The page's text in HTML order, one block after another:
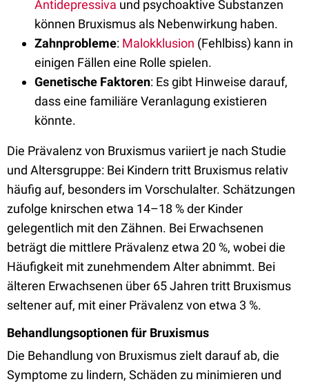
Antidepressiva und psychoaktive Substanzen
können Bruxismus als Nebenwirkung haben.
Zahnprobleme: Malokklusion (Fehlbiss) kann in
einigen Fällen eine Rolle spielen.
Genetische Faktoren: Es gibt Hinweise darauf,
dass eine familiäre Veranlagung existieren
könnte.
Die Prävalenz von Bruxismus variiert je nach Studie
und Altersgruppe: Bei Kindern tritt Bruxismus relativ
häufig auf, besonders im Vorschulalter. Schätzungen
zufolge knirschen etwa 14–18 % der Kinder
gelegentlich mit den Zähnen. Bei Erwachsenen
beträgt die mittlere Prävalenz etwa 20 %, wobei die
Häufigkeit mit zunehmendem Alter abnimmt. Bei
älteren Erwachsenen über 65 Jahren tritt Bruxismus
seltener auf, mit einer Prävalenz von etwa 3 %.
Behandlungsoptionen für Bruxismus
Die Behandlung von Bruxismus zielt darauf ab, die
Symptome zu lindern, Schäden zu minimieren und